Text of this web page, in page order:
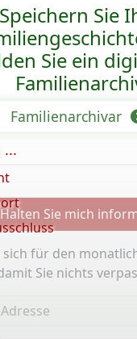
Speichern Sie
Sie ein
Familienarchivar
Halten Sie mich
sich für den
Sie nichts
...